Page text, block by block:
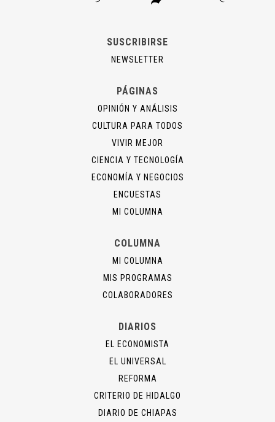
SUSCRIBIRSE
NEWSLETTER
PÁGINAS
OPINIÓN Y ANÁLISIS
CULTURA PARA TODOS
VIVIR MEJOR
CIENCIA Y TECNOLOGÍA
ECONOMÍA Y NEGOCIOS
ENCUESTAS
MI COLUMNA
COLUMNA
MI COLUMNA
MIS PROGRAMAS
COLABORADORES
DIARIOS
EL ECONOMISTA
EL UNIVERSAL
REFORMA
CRITERIO DE HIDALGO
DIARIO DE CHIAPAS